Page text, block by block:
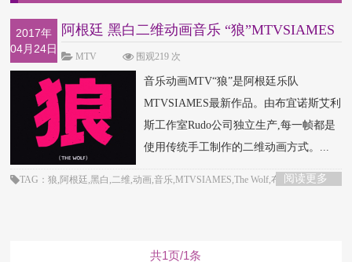
2017年
04月24日
阿根廷 黑白二维动画音乐 “狼”MTVSIAMES
- The Wo
MTV 围观219 次
音乐动画MTV“狼”是阿根廷乐队
MTVSIAMES最新作品。由布宜诺斯艾利
斯工作室Rudo公司独立生产,每一帧都是
使用传统手工制作的二维动画方式。...
阅读更多
TAG：狼,阿根廷,黑白,二维,动画,音乐,MTVSIAMES,The Wolf,布宜诺斯艾利
共1页/1条